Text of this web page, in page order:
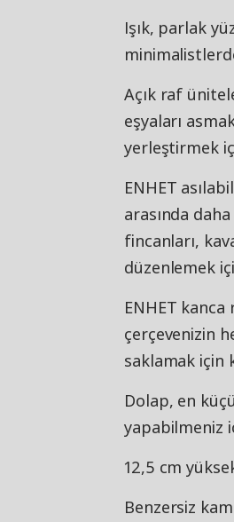
Işık, parlak
Açık raf
eşyaları
yerleştirmek
ENHET
arasında
fincanları,
düzenlemek
ENHET kanca
çerçevenizin
saklamak için
Dolap, en
yapabilmeniz
12,5 cm
Benzersiz